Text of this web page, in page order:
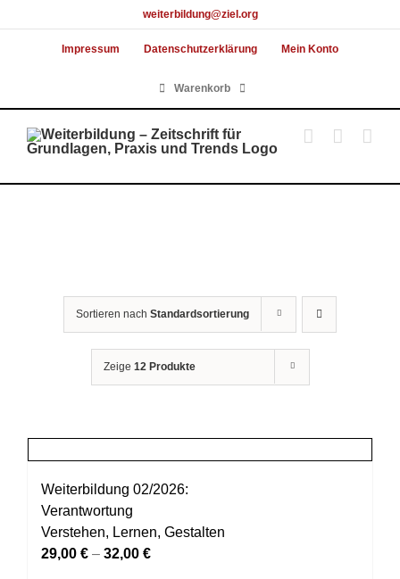
to
weiterbildung@ziel.org
Impressum Datenschutzerklärung Mein Konto
Warenkorb
Sortieren nach Standardsortierung
Zeige 12 Produkte
Weiterbildung 02/2026:
Verantwortung
Verstehen, Lernen, Gestalten
29,00 € – 32,00 €